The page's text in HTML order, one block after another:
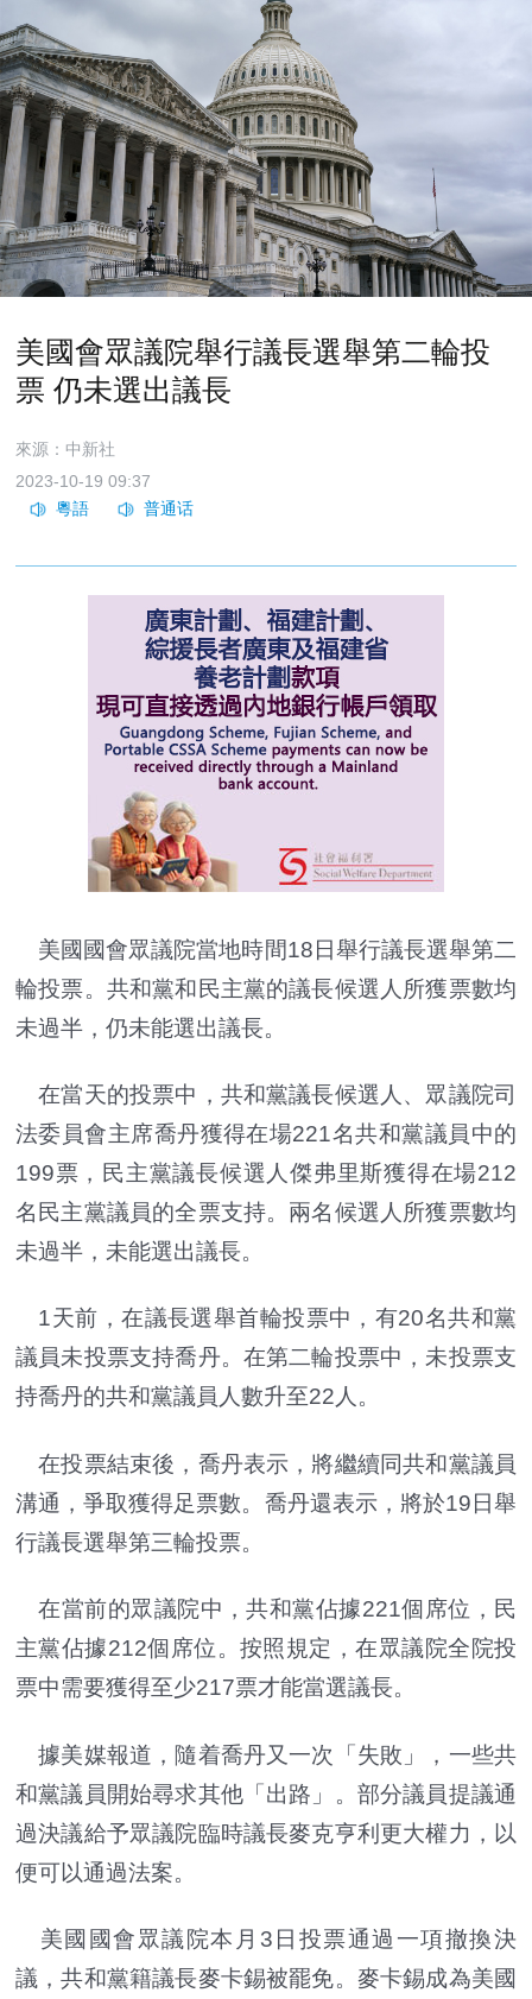
美國會眾議院舉行議長選舉第二輪投
票 仍未選出議長
來源：中新社
2023-10-19 09:37
美國國會眾議院當地時間18日舉行議長選舉第二
輪投票。共和黨和民主黨的議長候選人所獲票數均
未過半，仍未能選出議長。
在當天的投票中，共和黨議長候選人、眾議院司
法委員會主席喬丹獲得在場221名共和黨議員中的
199票，民主黨議長候選人傑弗里斯獲得在場212
名民主黨議員的全票支持。兩名候選人所獲票數均
未過半，未能選出議長。
1天前，在議長選舉首輪投票中，有20名共和黨
議員未投票支持喬丹。在第二輪投票中，未投票支
持喬丹的共和黨議員人數升至22人。
在投票結束後，喬丹表示，將繼續同共和黨議員
溝通，爭取獲得足票數。喬丹還表示，將於19日舉
行議長選舉第三輪投票。
在當前的眾議院中，共和黨佔據221個席位，民
主黨佔據212個席位。按照規定，在眾議院全院投
票中需要獲得至少217票才能當選議長。
據美媒報道，隨着喬丹又一次「失敗」，一些共
和黨議員開始尋求其他「出路」。部分議員提議通
過決議給予眾議院臨時議長麥克亨利更大權力，以
便可以通過法案。
美國國會眾議院本月3日投票通過一項撤換決
議，共和黨籍議長麥卡錫被罷免。麥卡錫成為美國